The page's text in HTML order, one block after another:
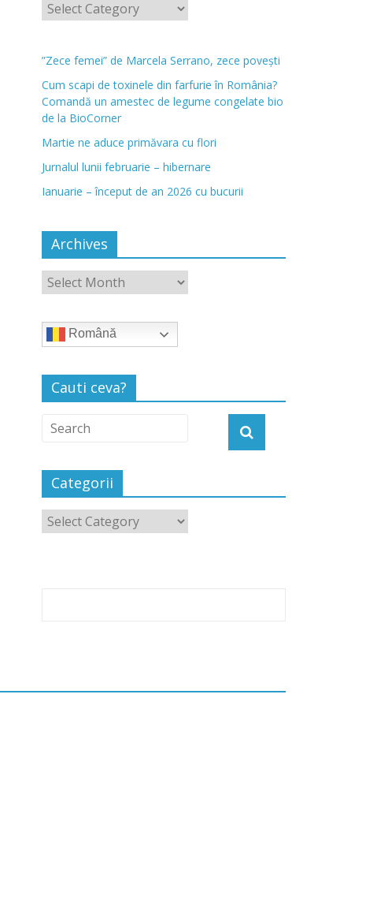
”Zece femei” de Marcela Serrano, zece povești
Cum scapi de toxinele din farfurie în România?
Comandă un amestec de legume congelate bio
de la BioCorner
Martie ne aduce primăvara cu flori
Jurnalul lunii februarie – hibernare
Ianuarie – început de an 2026 cu bucurii
Archives
Română
Cauti ceva?
Categorii